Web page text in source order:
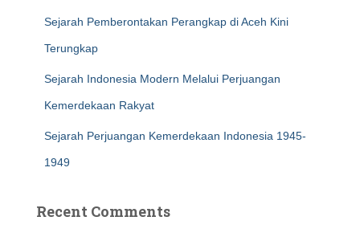
Sejarah Pemberontakan Perangkap di Aceh Kini
Terungkap
Sejarah Indonesia Modern Melalui Perjuangan
Kemerdekaan Rakyat
Sejarah Perjuangan Kemerdekaan Indonesia 1945-
1949
Recent Comments